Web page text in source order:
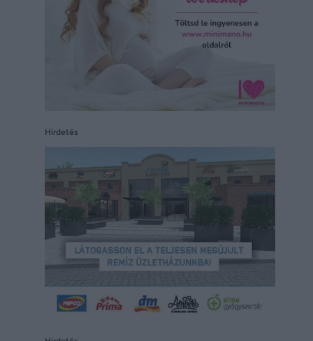
Hirdetés